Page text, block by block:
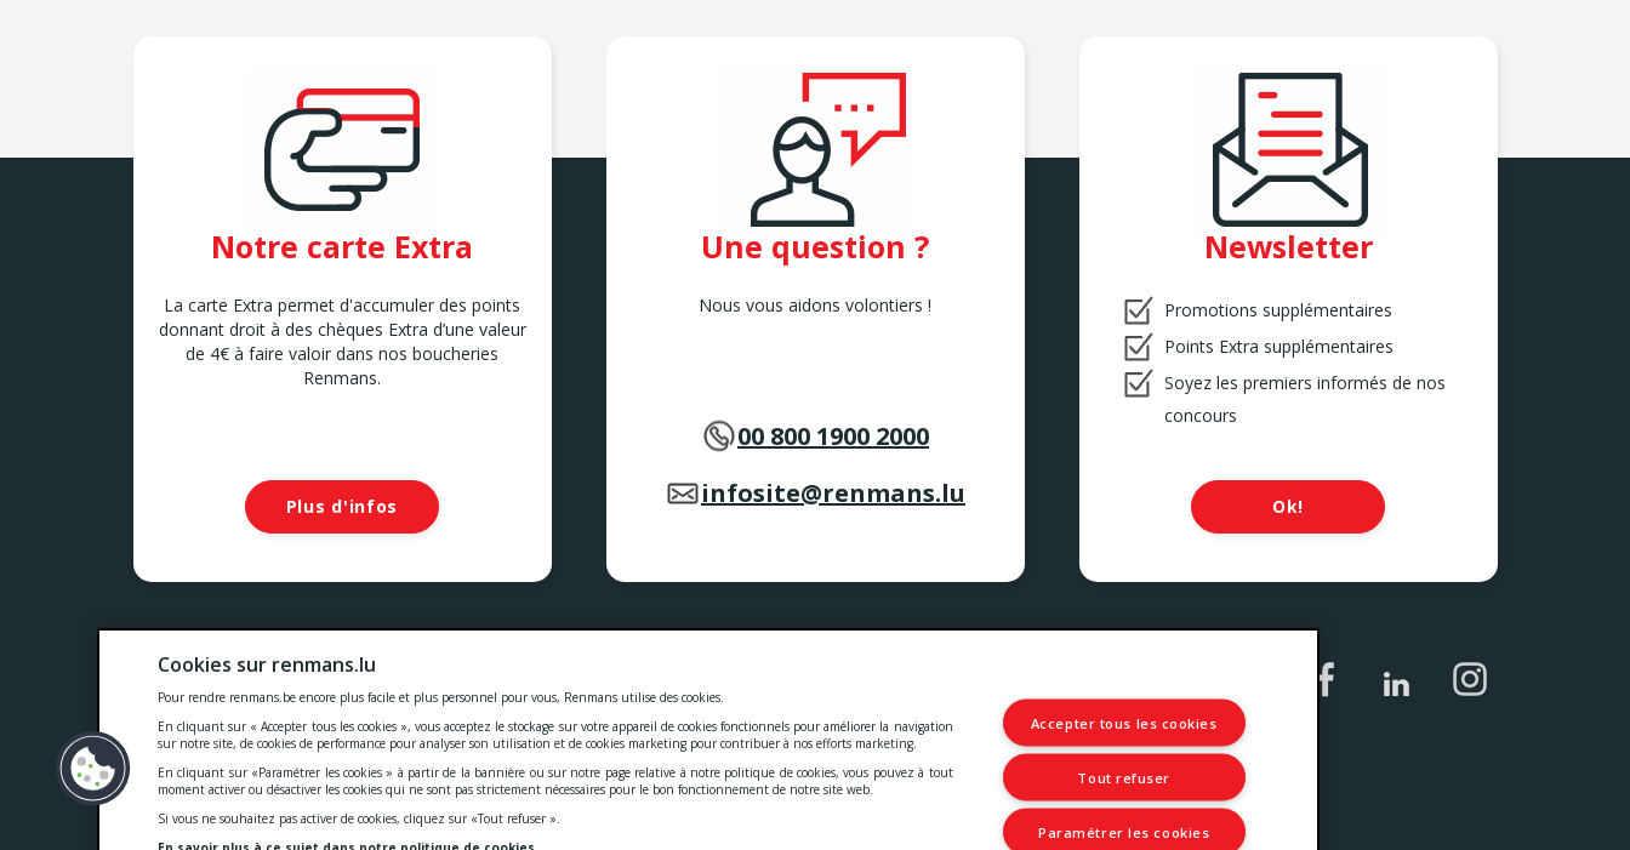
Notre carte Extra
La carte Extra permet d'accumuler des points
donnant droit à des chèques Extra d’une valeur
de 4€ à faire valoir dans nos boucheries
Renmans.
Plus d'infos
Une question ?
Nous vous aidons volontiers !
00 800 1900 2000
infosite@renmans.lu
Newsletter
Promotions supplémentaires
Points Extra supplémentaires
Soyez les premiers informés de nos
concours
Ok!
Cookies
Confidentialité - Conditions générales
Deklaratioun zur Barrierefräiheet
© 2026 Viande Luxembourg S.A.
4 Rue Henri M. Schnadt
2530 Luxembourg
TVA: LU15083165
IBAN: LU66 0030 5265 0422 0000
Cookies sur renmans.lu
Pour rendre renmans.be encore plus facile et plus personnel pour vous, Renmans utilise des cookies.
En cliquant sur « Accepter tous les cookies », vous acceptez le stockage sur votre appareil de cookies fonctionnels pour améliorer la navigation
sur notre site, de cookies de performance pour analyser son utilisation et de cookies marketing pour contribuer à nos efforts marketing.
En cliquant sur «Paramétrer les cookies » à partir de la bannière ou sur notre page relative à notre politique de cookies, vous pouvez à tout
moment activer ou désactiver les cookies qui ne sont pas strictement nécessaires pour le bon fonctionnement de notre site web.
Si vous ne souhaitez pas activer de cookies, cliquez sur «Tout refuser ».
Accepter tous les cookies
Tout refuser
Paramétrer les cookies